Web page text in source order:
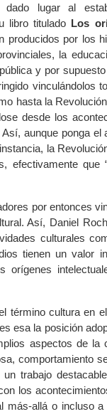
lugar al
libro titulado Los
por los
la
y por
vinculándolos
hasta la
desde los
aunque ponga el
la
efectivamente que
por entonces
Así, Daniel
culturales
tienen un valor
orígenes
término cultura en
esa la posición
aspectos de la
comportamiento
trabajo
los
más-allá o incluso